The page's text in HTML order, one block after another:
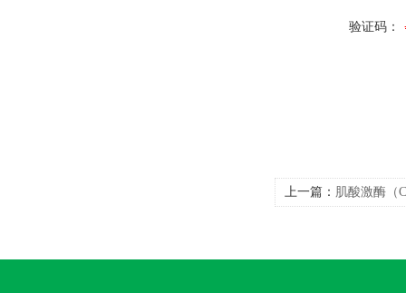
验证码：
上一篇： 肌酸激酶（